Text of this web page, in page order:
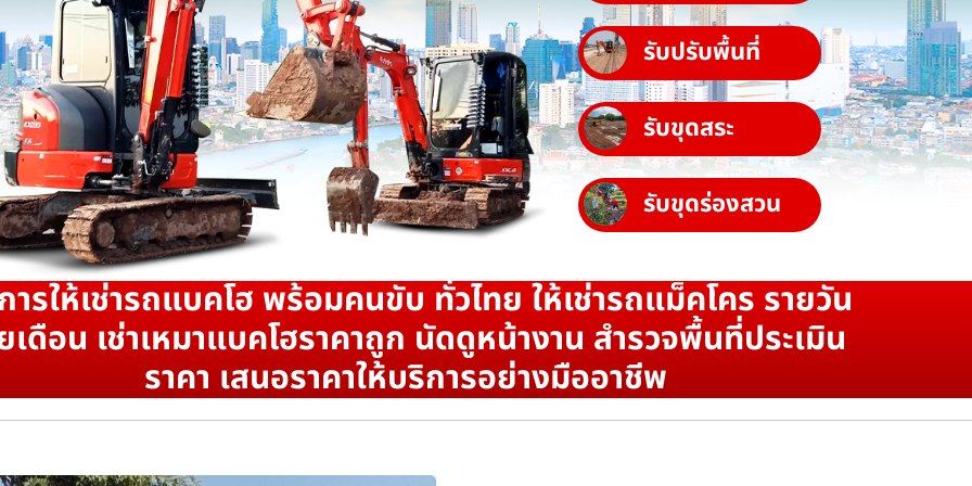
รับปรับพื้นที่
รับขุดสระ
รับขุดร่องสวน
ารให้เช่ารถแบคโฮ พร้อมคนขับ ทั่วไทย ให้เช่ารถแม็คโคร รายวัน
เดือน เช่าเหมาแบคโฮราคาถูก นัดดูหน้างาน สำรวจพื้นที่ประเมิน
ราคา เสนอราคาให้บริการอย่างมืออาชีพ